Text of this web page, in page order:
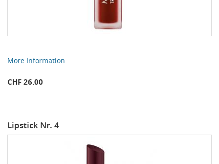
More Information
CHF 26.00
Lipstick Nr. 4